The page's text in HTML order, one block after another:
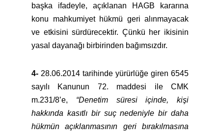
başka ifadeyle, açıklanan HAGB kararına
konu mahkumiyet hükmü geri alınmayacak
ve etkisini sürdürecektir. Çünkü her ikisinin
yasal dayanağı birbirinden bağımsızdır.
4- 28.06.2014 tarihinde yürürlüğe giren 6545
sayılı Kanunun 72. maddesi ile CMK
m.231/8’e, “Denetim süresi içinde, kişi
hakkında kasıtlı bir suç nedeniyle bir daha
hükmün açıklanmasının geri bırakılmasına